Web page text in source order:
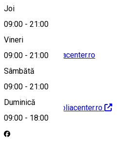
Joi
09:00 - 21:00
Vineri
09:00 - 21:00
Sâmbătă
09:00 - 21:00
Duminică
09:00 - 18:00
contact@magnoliacenter.ro
http://www.magnoliacenter.ro